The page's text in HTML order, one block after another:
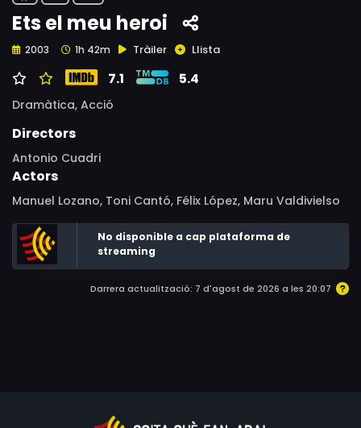
Ets el meu heroi
2003 1h 42m Tràiler Llista
7.1 5.4
Dramàtica, Acció
Directors
Antonio Cuadri
Actors
Manuel Lozano, Toni Cantó, Félix López, Maru Valdivielso
No disponible a cap plataforma de
streaming
Darrera actualització: 7 d'agost de 2026 a les 20:07